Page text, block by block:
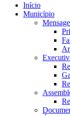
Início
Município